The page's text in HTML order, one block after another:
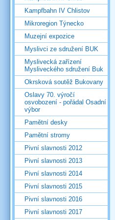
Kampfbahn IV Chlistov
Mikroregion Týnecko
Muzejní expozice
Myslivci ze sdružení BUK
Myslivecká zařízení
Mysliveckého sdružení Buk
Okrsková soutěž Bukovany
Oslavy 70. výročí
osvobození - pořádal Osadní
výbor
Pamětní desky
Pamětní stromy
Pivní slavnosti 2012
Pivní slavnosti 2013
Pivní slavnosti 2014
Pivní slavnosti 2015
Pivní slavnosti 2016
Pivní slavnosti 2017